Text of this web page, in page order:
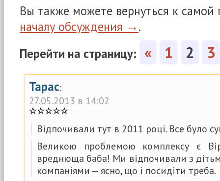
Вы также можете вернуться к самой
началу обсуждения →.
Перейти на страницу: « 1 2 3
Тарас:
27.05.2013 в 14:02
Відпочивали тут в 2011 році. Все було
Великою проблемою комплексу є
вреднюща баба! Ми відпочивали з
компаніями — ясно, що і посидіти треба.